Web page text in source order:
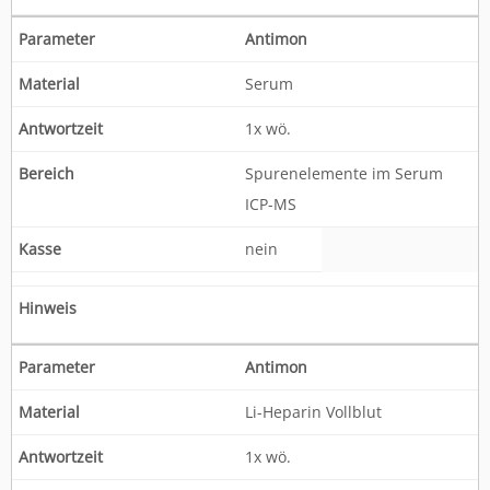
Antimon
Serum
1x wö.
Spurenelemente im Serum
ICP-MS
nein
Antimon
Li-Heparin Vollblut
1x wö.